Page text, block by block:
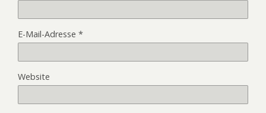
E-Mail-Adresse *
Website